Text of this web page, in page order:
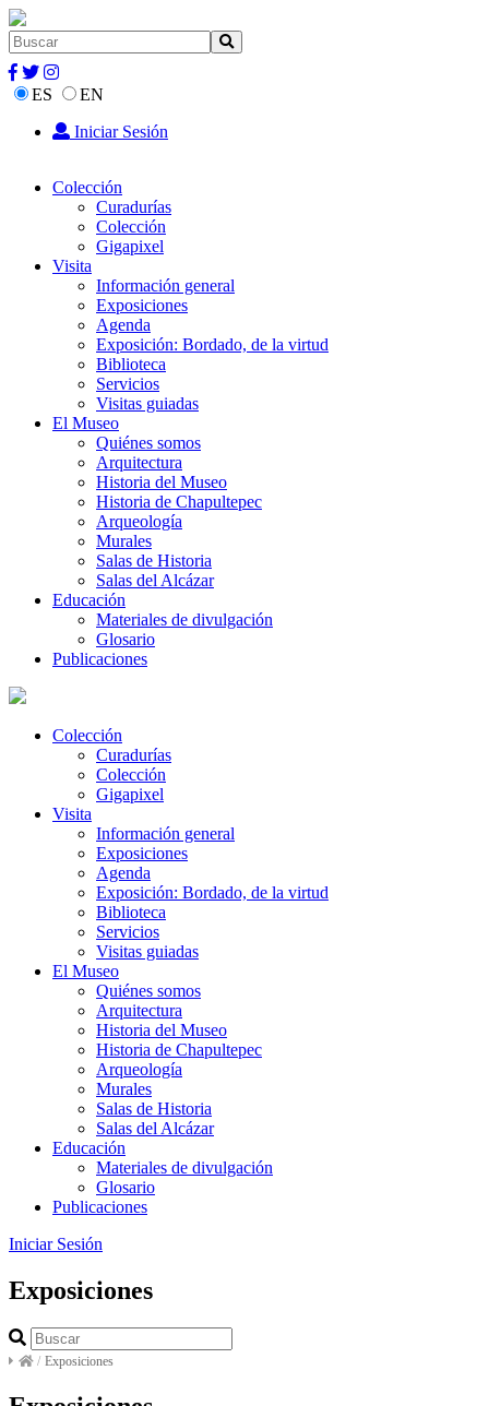
ES
EN
Iniciar Sesión
Colección
Curadurías
Colección
Gigapixel
Visita
Información general
Exposiciones
Agenda
Exposición: Bordado, de la virtud
Biblioteca
Servicios
Visitas guiadas
El Museo
Quiénes somos
Arquitectura
Historia del Museo
Historia de Chapultepec
Arqueología
Murales
Salas de Historia
Salas del Alcázar
Educación
Materiales de divulgación
Glosario
Publicaciones
Colección
Curadurías
Colección
Gigapixel
Visita
Información general
Exposiciones
Agenda
Exposición: Bordado, de la virtud
Biblioteca
Servicios
Visitas guiadas
El Museo
Quiénes somos
Arquitectura
Historia del Museo
Historia de Chapultepec
Arqueología
Murales
Salas de Historia
Salas del Alcázar
Educación
Materiales de divulgación
Glosario
Publicaciones
Iniciar Sesión
Exposiciones
/ Exposiciones